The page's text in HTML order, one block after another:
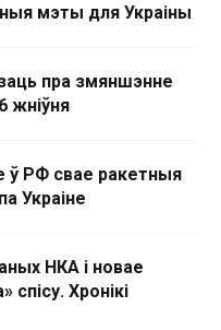
мэты для Украіны
пра змяншэнне
жніўня
ў РФ свае ракетныя
Украіне
НКА і новае
спісу. Хронікі